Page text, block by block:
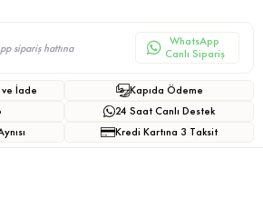
sipariş hattına
WhatsApp
Canlı Sipariş
İade
Kapıda Ödeme
24 Saat Canlı Destek
Kredi Kartına 3 Taksit